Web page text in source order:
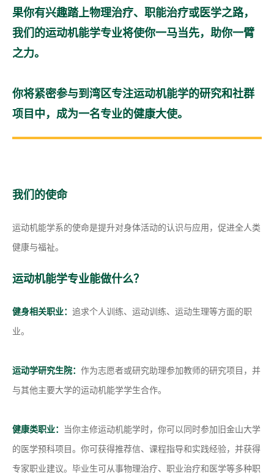
果你有兴趣踏上物理治疗、职能治疗或医学之路，
我们的运动机能学专业将使你一马当先，助你一臂
之力。
你将紧密参与到湾区专注运动机能学的研究和社群
项目中，成为一名专业的健康大使。
我们的使命
运动机能学系的使命是提升对身体活动的认识与应用，促进全人类
健康与福祉。
运动机能学专业能做什么？
健身相关职业： 追求个人训练、运动训练、运动生理等方面的职
业。
运动学研究生院： 作为志愿者或研究助理参加教师的研究项目，并
与其他主要大学的运动机能学学生合作。
健康类职业：
当你主修运动机能学时，你可以同时参加旧金山大学
的医学预科项目。你可获得推荐信、课程指导和实践经验，并获得
专家职业建议。毕业生可从事物理治疗、职业治疗和医学等多种职